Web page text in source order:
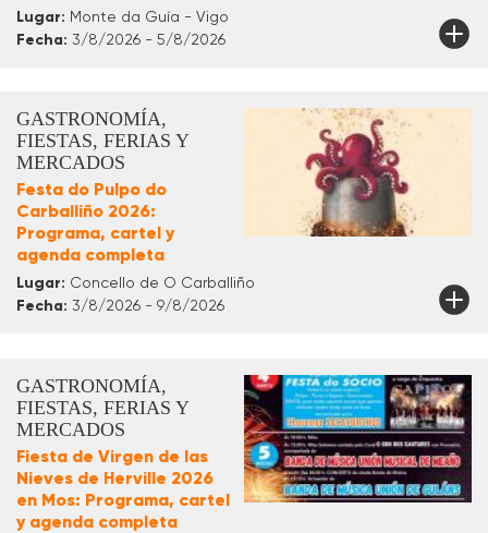
Lugar: Monte da Guía - Vigo
Fecha: 3/8/2026 - 5/8/2026
GASTRONOMÍA,
FIESTAS, FERIAS Y
MERCADOS
Festa do Pulpo do
Carballiño 2026:
Programa, cartel y
agenda completa
Lugar: Concello de O Carballiño
Fecha: 3/8/2026 - 9/8/2026
GASTRONOMÍA,
FIESTAS, FERIAS Y
MERCADOS
Fiesta de Virgen de las
Nieves de Herville 2026
en Mos: Programa, cartel
y agenda completa